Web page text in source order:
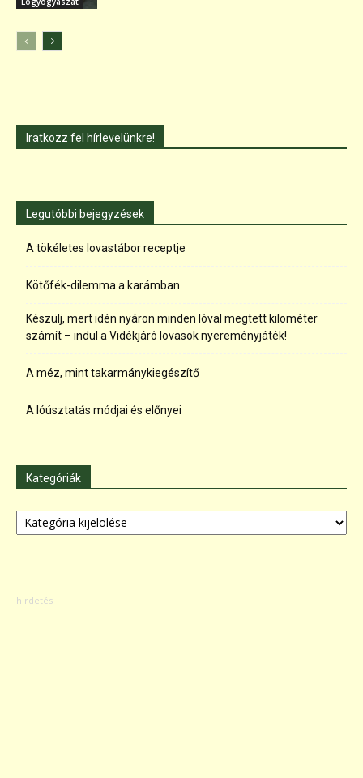
Iratkozz fel hírlevelünkre!
Legutóbbi bejegyzések
A tökéletes lovastábor receptje
Kötőfék-dilemma a karámban
Készülj, mert idén nyáron minden lóval megtett kilométer
számít – indul a Vidékjáró lovasok nyereményjáték!
A méz, mint takarmánykiegészítő
A lóúsztatás módjai és előnyei
Kategóriák
Kategóriák